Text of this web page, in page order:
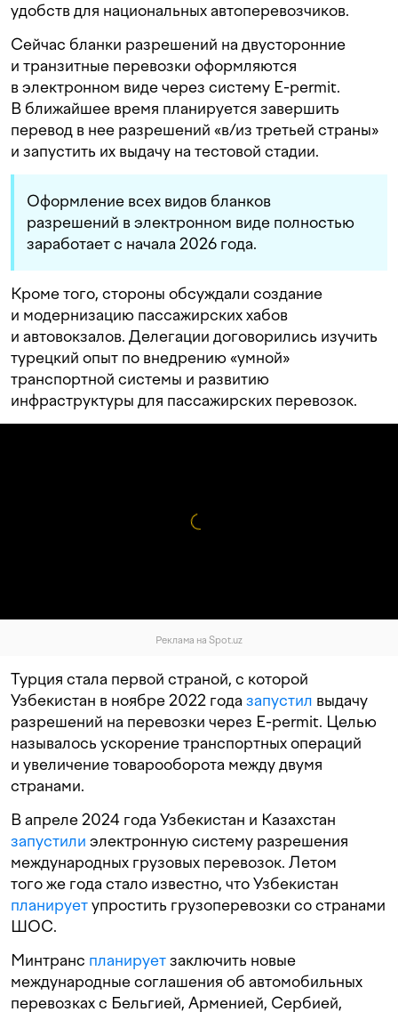
удобств для национальных автоперевозчиков.
Сейчас бланки разрешений на двусторонние
и транзитные перевозки оформляются
в электронном виде через систему E-permit.
В ближайшее время планируется завершить
перевод в нее разрешений «в/из третьей страны»
и запустить их выдачу на тестовой стадии.
Оформление всех видов бланков
разрешений в электронном виде полностью
заработает с начала 2026 года.
Кроме того, стороны обсуждали создание
и модернизацию пассажирских хабов
и автовокзалов. Делегации договорились изучить
турецкий опыт по внедрению «умной»
транспортной системы и развитию
инфраструктуры для пассажирских перевозок.
Реклама на Spot.uz
Турция стала первой страной, с которой
Узбекистан в ноябре 2022 года запустил выдачу
разрешений на перевозки через E-permit. Целью
называлось ускорение транспортных операций
и увеличение товарооборота между двумя
странами.
В апреле 2024 года Узбекистан и Казахстан
запустили электронную систему разрешения
международных грузовых перевозок. Летом
того же года стало известно, что Узбекистан
планируетупростить грузоперевозки со странами
ШОС.
Минтранс планируетзаключить новые
международные соглашения об автомобильных
перевозках с Бельгией, Арменией, Сербией,